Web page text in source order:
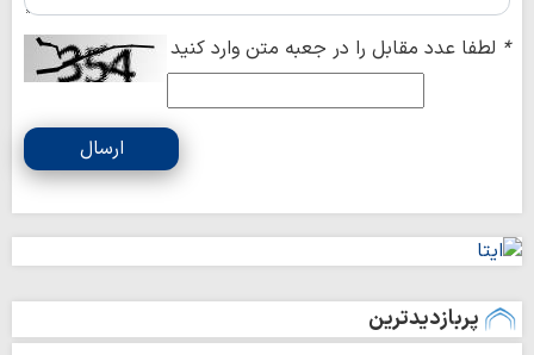
* لطفا عدد مقابل را در جعبه متن وارد کنید
ارسال
پربازدیدترین